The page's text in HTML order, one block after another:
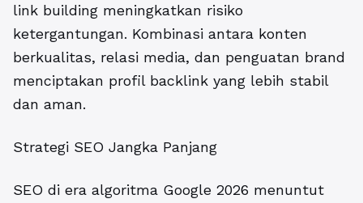
link building meningkatkan risiko
ketergantungan. Kombinasi antara konten
berkualitas, relasi media, dan penguatan brand
menciptakan profil backlink yang lebih stabil
dan aman.
Strategi SEO Jangka Panjang
SEO di era algoritma Google 2026 menuntut